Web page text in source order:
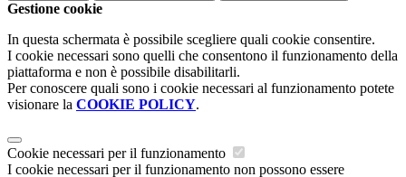
Gestione cookie
In questa schermata è possibile scegliere quali cookie consentire.
I cookie necessari sono quelli che consentono il funzionamento della
piattaforma e non è possibile disabilitarli.
Per conoscere quali sono i cookie necessari al funzionamento potete
visionare la COOKIE POLICY.
Cookie necessari per il funzionamento
I cookie necessari per il funzionamento non possono essere